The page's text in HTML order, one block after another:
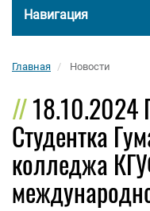
Навигация
Главная Новости
Студентка
колледжа